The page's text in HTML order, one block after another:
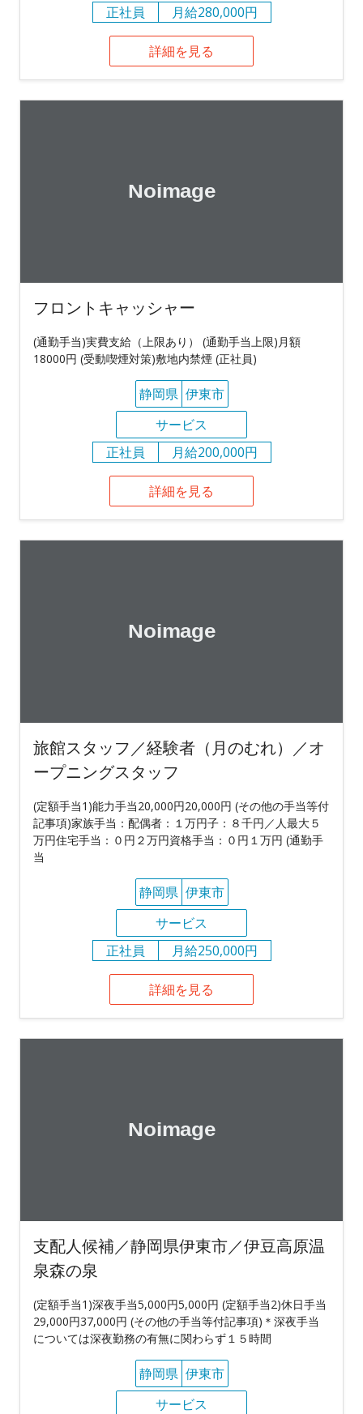
正社員 月給280,000円
詳細を見る
フロントキャッシャー
(通勤手当)実費支給（上限あり） (通勤手当上限)月額
18000円 (受動喫煙対策)敷地内禁煙 (正社員)
静岡県 伊東市
サービス
正社員
月給200,000円
詳細を見る
旅館スタッフ／経験者（月のむれ）／オ
ープニングスタッフ
(定額手当1)能力手当20,000円20,000円 (その他の手当等付
記事項)家族手当：配偶者：１万円子：８千円／人最大５
万円住宅手当：０円２万円資格手当：０円１万円 (通勤手
当
静岡県 伊東市
サービス
正社員
月給250,000円
詳細を見る
支配人候補／静岡県伊東市／伊豆高原温
泉森の泉
(定額手当1)深夜手当5,000円5,000円 (定額手当2)休日手当
29,000円37,000円 (その他の手当等付記事項)＊深夜手当
については深夜勤務の有無に関わらず１５時間
静岡県 伊東市
サービス